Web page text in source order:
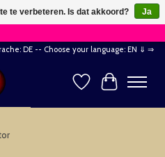
×
DE -- Choose your language: EN ⇓ ⇒
Verlanglijst
te verbeteren. Is dat akkoord?
Ja